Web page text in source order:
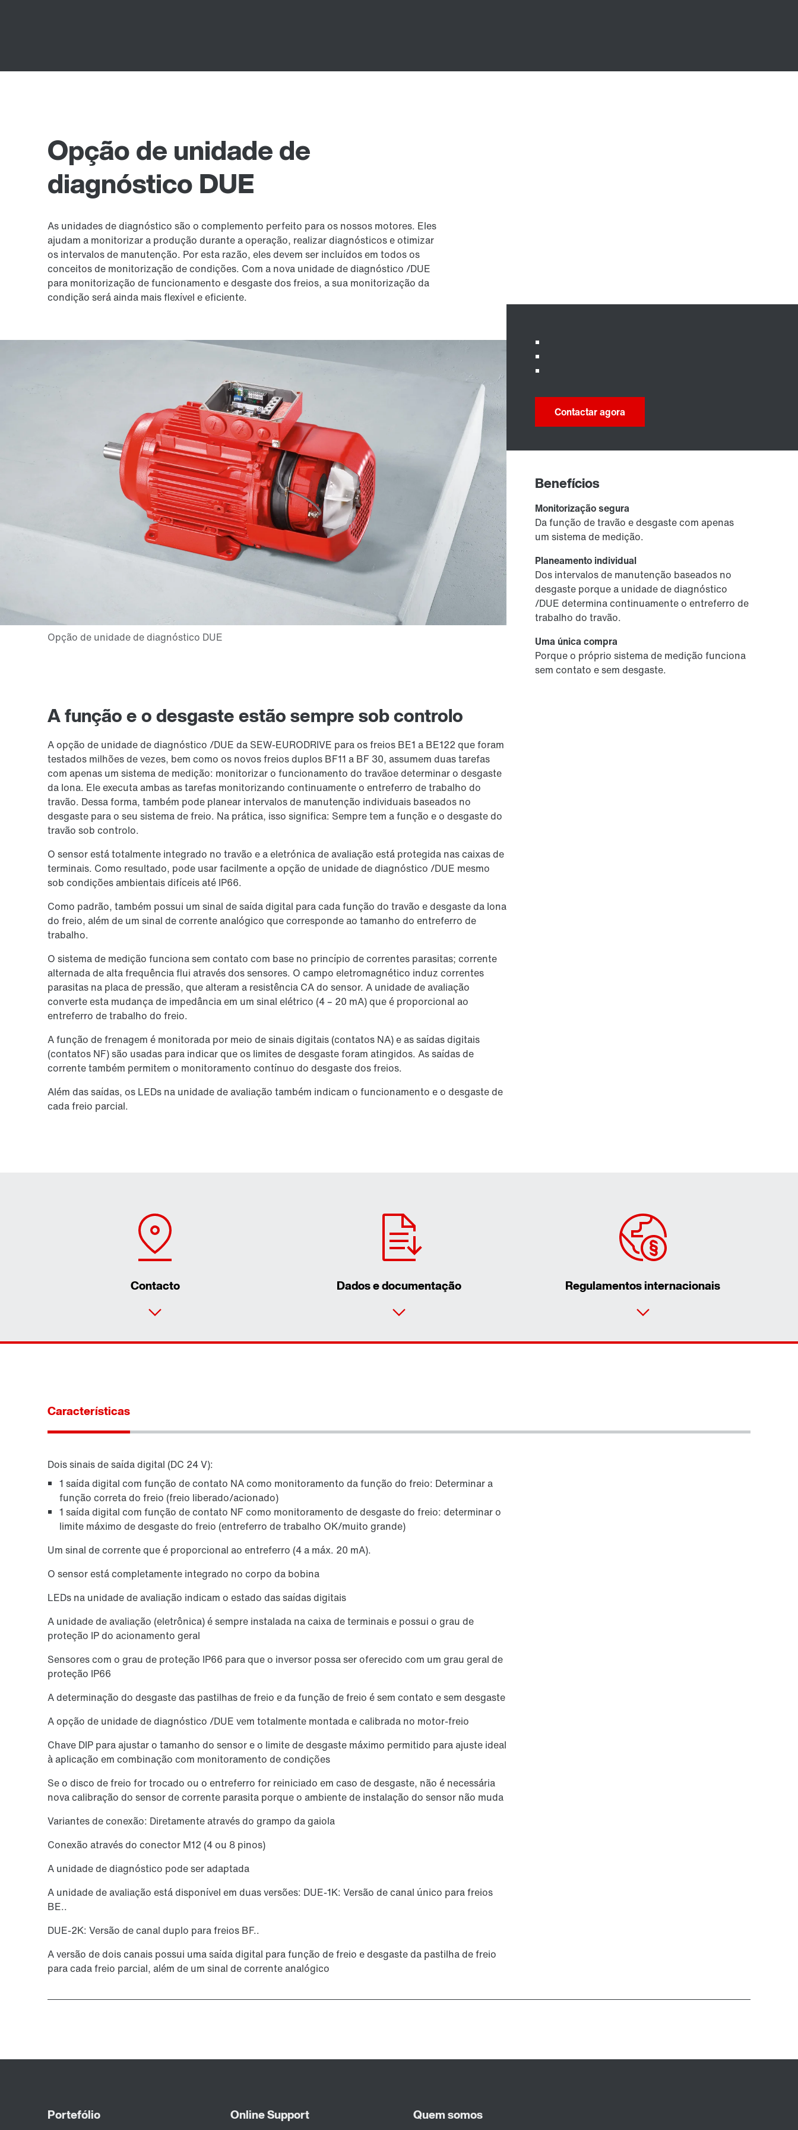
Opção de unidade de
diagnóstico DUE
As unidades de diagnóstico são o complemento perfeito para os nossos motores. Eles
ajudam a monitorizar a produção durante a operação, realizar diagnósticos e otimizar
os intervalos de manutenção. Por esta razão, eles devem ser incluídos em todos os
conceitos de monitorização de condições. Com a nova unidade de diagnóstico /DUE
para monitorização de funcionamento e desgaste dos freios, a sua monitorização da
condição será ainda mais flexível e eficiente.
A função e o desgaste estão sempre sob controlo
A opção de unidade de diagnóstico /DUE da SEW‑EURODRIVE para os freios BE1 a BE122 que foram
testados milhões de vezes, bem como os novos freios duplos BF11 a BF 30, assumem duas tarefas
com apenas um sistema de medição: monitorizar o funcionamento do travãoe determinar o desgaste
da lona. Ele executa ambas as tarefas monitorizando continuamente o entreferro de trabalho do
travão. Dessa forma, também pode planear intervalos de manutenção individuais baseados no
desgaste para o seu sistema de freio. Na prática, isso significa: Sempre tem a função e o desgaste do
travão sob controlo.
O sensor está totalmente integrado no travão e a eletrónica de avaliação está protegida nas caixas de
terminais. Como resultado, pode usar facilmente a opção de unidade de diagnóstico /DUE mesmo
sob condições ambientais difíceis até IP66.
Como padrão, também possui um sinal de saída digital para cada função do travão e desgaste da lona
do freio, além de um sinal de corrente analógico que corresponde ao tamanho do entreferro de
trabalho.
O sistema de medição funciona sem contato com base no princípio de correntes parasitas; corrente
alternada de alta frequência flui através dos sensores. O campo eletromagnético induz correntes
parasitas na placa de pressão, que alteram a resistência CA do sensor. A unidade de avaliação
converte esta mudança de impedância em um sinal elétrico (4 – 20 mA) que é proporcional ao
entreferro de trabalho do freio.
A função de frenagem é monitorada por meio de sinais digitais (contatos NA) e as saídas digitais
(contatos NF) são usadas para indicar que os limites de desgaste foram atingidos. As saídas de
corrente também permitem o monitoramento contínuo do desgaste dos freios.
Além das saídas, os LEDs na unidade de avaliação também indicam o funcionamento e o desgaste de
cada freio parcial.
Contactar agora
Benefícios
Monitorização segura
Da função de travão e desgaste com apenas
um sistema de medição.
Planeamento individual
Dos intervalos de manutenção baseados no
desgaste porque a unidade de diagnóstico
/DUE determina continuamente o entreferro de
trabalho do travão.
Uma única compra
Porque o próprio sistema de medição funciona
sem contato e sem desgaste.
Contacto Dados e documentação Regulamentos internacionais
Características
Dois sinais de saída digital (DC 24 V):
1 saída digital com função de contato NA como monitoramento da função do freio: Determinar a
função correta do freio (freio liberado/acionado)
1 saída digital com função de contato NF como monitoramento de desgaste do freio: determinar o
limite máximo de desgaste do freio (entreferro de trabalho OK/muito grande)
Um sinal de corrente que é proporcional ao entreferro (4 a máx. 20 mA).
O sensor está completamente integrado no corpo da bobina
LEDs na unidade de avaliação indicam o estado das saídas digitais
A unidade de avaliação (eletrônica) é sempre instalada na caixa de terminais e possui o grau de
proteção IP do acionamento geral
Sensores com o grau de proteção IP66 para que o inversor possa ser oferecido com um grau geral de
proteção IP66
A determinação do desgaste das pastilhas de freio e da função de freio é sem contato e sem desgaste
A opção de unidade de diagnóstico /DUE vem totalmente montada e calibrada no motor-freio
Chave DIP para ajustar o tamanho do sensor e o limite de desgaste máximo permitido para ajuste ideal
à aplicação em combinação com monitoramento de condições
Se o disco de freio for trocado ou o entreferro for reiniciado em caso de desgaste, não é necessária
nova calibração do sensor de corrente parasita porque o ambiente de instalação do sensor não muda
Variantes de conexão: Diretamente através do grampo da gaiola
Conexão através do conector M12 (4 ou 8 pinos)
A unidade de diagnóstico pode ser adaptada
A unidade de avaliação está disponível em duas versões: DUE-1K: Versão de canal único para freios
BE..
DUE-2K: Versão de canal duplo para freios BF..
A versão de dois canais possui uma saída digital para função de freio e desgaste da pastilha de freio
para cada freio parcial, além de um sinal de corrente analógico